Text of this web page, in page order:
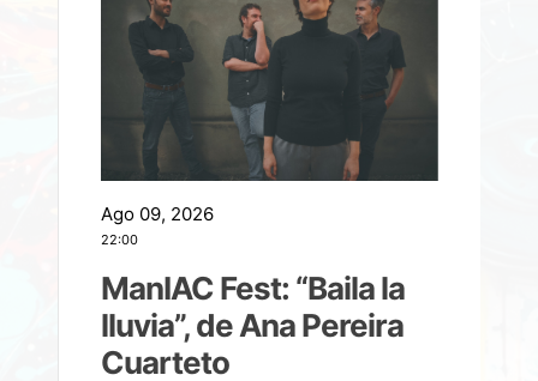
Ago 09, 2026
22:00
ManIAC Fest: “Baila la
lluvia”, de Ana Pereira
Cuarteto